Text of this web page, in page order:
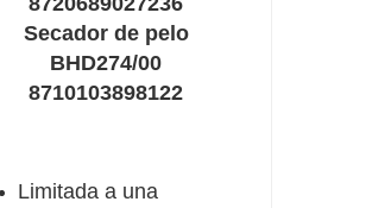
Secador de pelo
BHD274/00
8710103898122
Limitada a una